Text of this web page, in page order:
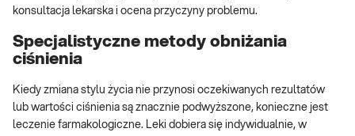
konsultacja lekarska i ocena przyczyny problemu.
Specjalistyczne metody obniżania
ciśnienia
Kiedy zmiana stylu życia nie przynosi oczekiwanych rezultatów
lub wartości ciśnienia są znacznie podwyższone, konieczne jest
leczenie farmakologiczne. Leki dobiera się indywidualnie, w